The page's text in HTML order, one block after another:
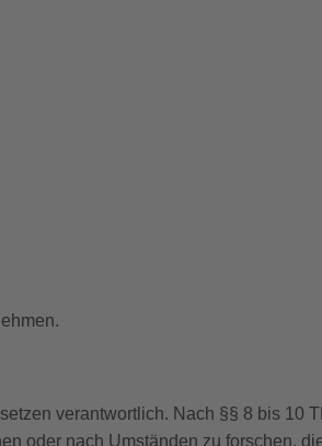
verantwortlich. Nach §§ 8 bis 10
oder nach Umständen zu forschen,